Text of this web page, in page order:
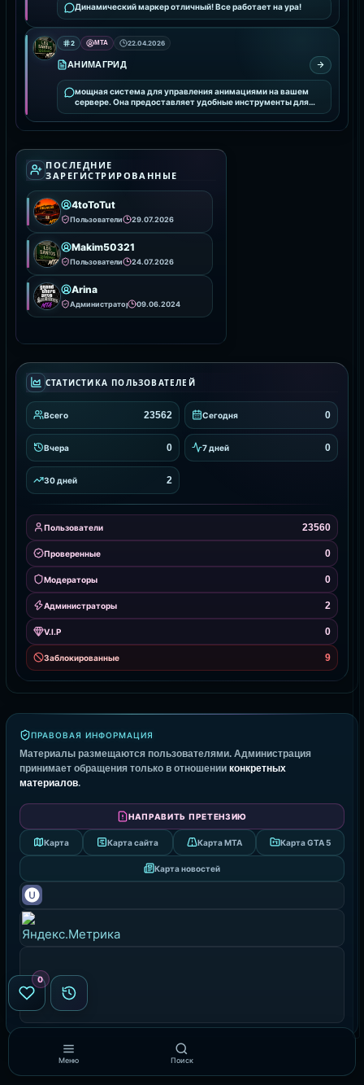
Динамический маркер отличный! Все работает на ура!
2 MTA 22.04.2026
АНИМАГРИД
мощная система для управления анимациями на вашем
сервере. Она предоставляет удобные инструменты для
интеграции и настройки анимаций, улучшая визуальное
ПОСЛЕДНИЕ
ЗАРЕГИСТРИРОВАННЫЕ
4toToTut
Пользователи 29.07.2026
Makim50321
Пользователи 24.07.2026
Arina
Администраторы09.06.2024
СТАТИСТИКА ПОЛЬЗОВАТЕЛЕЙ
Всего 23562 Сегодня 0
Вчера 0 7 дней 0
30 дней 2
Пользователи 23560
Проверенные 0
Модераторы 0
Администраторы 2
V.I.P 0
Заблокированные 9
ПРАВОВАЯ ИНФОРМАЦИЯ
Материалы размещаются пользователями. Администрация
принимает обращения только в отношении конкретных
материалов.
НАПРАВИТЬ ПРЕТЕНЗИЮ
Карта Карта сайта Карта MTA Карта GTA 5
Карта новостей
Меню Поиск
0